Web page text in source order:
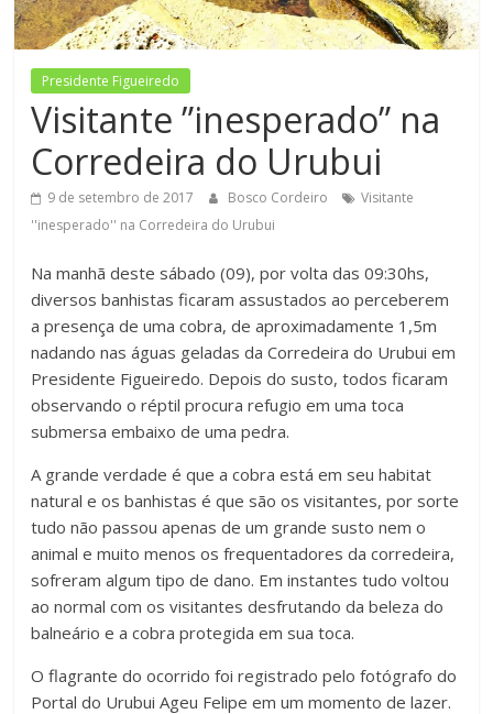
Figueiredo
Presidente Figueiredo
Visitante ”inesperado” na
Corredeira do Urubui
9 de setembro de 2017 Bosco Cordeiro
Visitante
''inesperado'' na Corredeira do Urubui
Na manhã deste sábado (09), por volta das 09:30hs,
diversos banhistas ficaram assustados ao perceberem
a presença de uma cobra, de aproximadamente 1,5m
nadando nas águas geladas da Corredeira do Urubui em
Presidente Figueiredo. Depois do susto, todos ficaram
observando o réptil procura refugio em uma toca
submersa embaixo de uma pedra.
A grande verdade é que a cobra está em seu habitat
natural e os banhistas é que são os visitantes, por sorte
tudo não passou apenas de um grande susto nem o
animal e muito menos os frequentadores da corredeira,
sofreram algum tipo de dano. Em instantes tudo voltou
ao normal com os visitantes desfrutando da beleza do
balneário e a cobra protegida em sua toca.
O flagrante do ocorrido foi registrado pelo fotógrafo do
Portal do Urubui Ageu Felipe em um momento de lazer.